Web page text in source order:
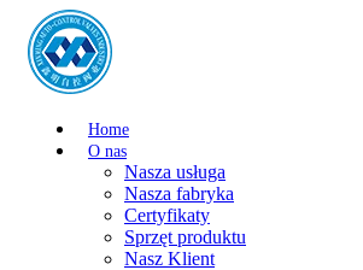
Home
O nas
Nasza usługa
Nasza fabryka
Certyfikaty
Sprzęt produktu
Nasz Klient